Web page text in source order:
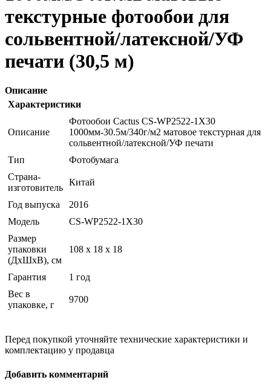
текстурные фотообои для
сольвентной/латексной/УФ
печати (30,5 м)
Описание
Характеристики
Описание
Фотообои Cactus CS-WP2522-1X30
1000мм-30.5м/340г/м2 матовое текстурная для
сольвентной/латексной/УФ печати
Тип
Фотобумага
Страна-
изготовитель
Китай
Год выпуска
2016
Модель
CS-WP2522-1X30
Размер
упаковки
(ДхШхВ), см
108 x 18 x 18
Гарантия
1 год
Вес в
упаковке, г
9700
Перед покупкой уточняйте технические характеристики и
комплектацию у продавца
Добавить комментарий